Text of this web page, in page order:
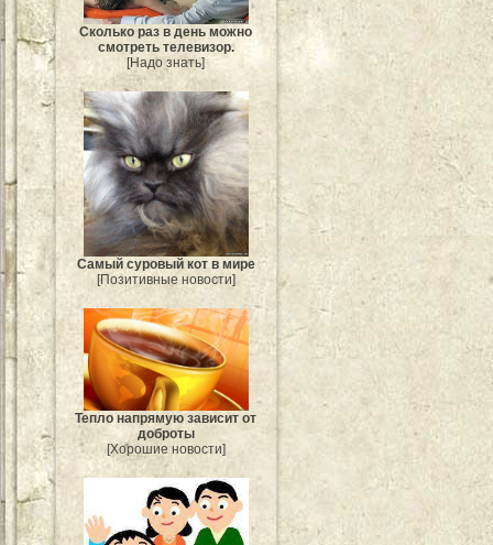
Сколько раз в день можно
смотреть телевизор.
[Надо знать]
Самый суровый кот в мире
[Позитивные новости]
Тепло напрямую зависит от
доброты
[Хорошие новости]